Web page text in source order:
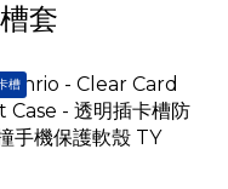
套
槽